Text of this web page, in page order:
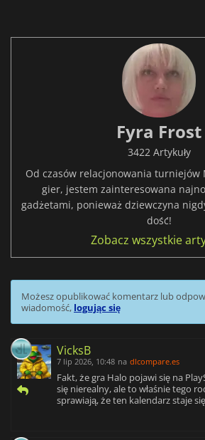
Fyra Frost
3422 Artykuły
Od czasów relacjonowania turniejów
gier, jestem zainteresowana
gadżetami, ponieważ dziewczyna
dość!
Zobacz wszystkie
Możesz opublikować komentarz lub
wiadomość, logując się
VicksB
7 lip 2026, 10:48 na dlcompare.es
Fakt, że gra Halo pojawi się na
się nierealny, ale to właśnie tego
sprawiają, że ten kalendarz staje